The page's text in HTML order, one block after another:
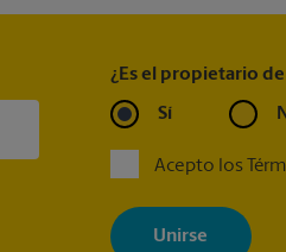
¿Es el propietario
Sí
Acepto los
Al registrarse, acepta recibir
con noticias, ofertas
adaptados a sus intereses.